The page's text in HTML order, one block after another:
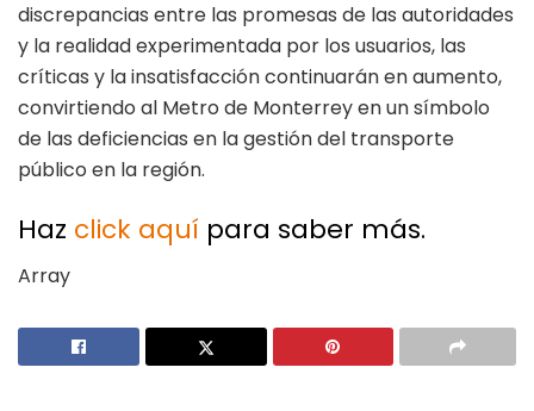
discrepancias entre las promesas de las autoridades
y la realidad experimentada por los usuarios, las
críticas y la insatisfacción continuarán en aumento,
convirtiendo al Metro de Monterrey en un símbolo
de las deficiencias en la gestión del transporte
público en la región.
Haz click aquí para saber más.
Array